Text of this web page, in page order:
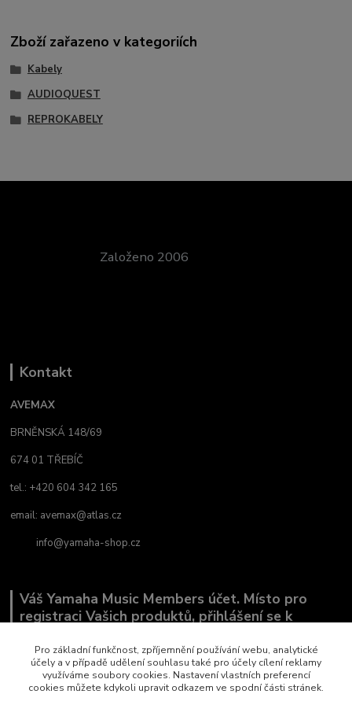
Zboží zařazeno v kategoriích
Kabely
AUDIOQUEST
REPROKABELY
Založeno 2006
Kontakt
AVEMAX
BRNĚNSKÁ 148/69
674 01 TŘEBÍČ
tel.: +420 604 342 165
email: avemax@atlas.cz
info@yamaha-shop.cz
Váš Yamaha Music Members účet. Místo pro
registraci Vašich produktů, přihlášení se k
co Vás zajímá.
Pro základní funkčnost, zpříjemnění používání webu, analytické
účely a v případě udělení souhlasu také pro účely cílení reklamy
využíváme soubory cookies. Nastavení vlastních preferencí
cookies můžete kdykoli upravit odkazem ve spodní části stránek.